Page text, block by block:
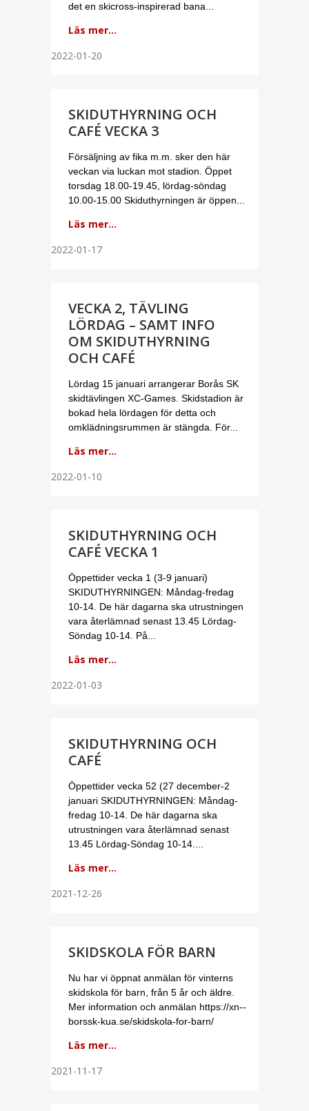
det en skicross-inspirerad bana...
Läs mer...
2022-01-20
SKIDUTHYRNING OCH
CAFÉ VECKA 3
Försäljning av fika m.m. sker den här
veckan via luckan mot stadion. Öppet
torsdag 18.00-19.45, lördag-söndag
10.00-15.00 Skiduthyrningen är öppen...
Läs mer...
2022-01-17
VECKA 2, TÄVLING
LÖRDAG – SAMT INFO
OM SKIDUTHYRNING
OCH CAFÉ
Lördag 15 januari arrangerar Borås SK
skidtävlingen XC-Games. Skidstadion är
bokad hela lördagen för detta och
omklädningsrummen är stängda. För...
Läs mer...
2022-01-10
SKIDUTHYRNING OCH
CAFÉ VECKA 1
Öppettider vecka 1 (3-9 januari)
SKIDUTHYRNINGEN: Måndag-fredag
10-14. De här dagarna ska utrustningen
vara återlämnad senast 13.45 Lördag-
Söndag 10-14. På...
Läs mer...
2022-01-03
SKIDUTHYRNING OCH
CAFÉ
Öppettider vecka 52 (27 december-2
januari SKIDUTHYRNINGEN: Måndag-
fredag 10-14. De här dagarna ska
utrustningen vara återlämnad senast
13.45 Lördag-Söndag 10-14....
Läs mer...
2021-12-26
SKIDSKOLA FÖR BARN
Nu har vi öppnat anmälan för vinterns
skidskola för barn, från 5 år och äldre.
Mer information och anmälan https://xn--
borssk-kua.se/skidskola-for-barn/
Läs mer...
2021-11-17